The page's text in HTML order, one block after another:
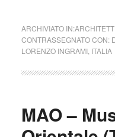
ARCHIVIATO IN:
CONTRASSEGNATO CON:
LORENZO INGRAMI, ITALIA
MAO –